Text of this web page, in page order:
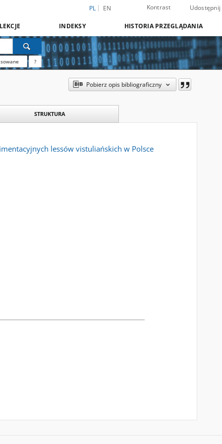
PL EN Kontrast Udostępnij
INDEKSY HISTORIA PRZEGLĄDANIA
?
Pobierz opis bibliograficzny
STRUKTURA
lessów vistuliańskich w Polsce